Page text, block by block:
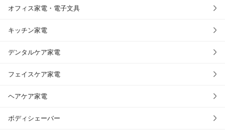
オフィス家電・電子文具
キッチン家電
デンタルケア家電
フェイスケア家電
ヘアケア家電
ボディシェーバー